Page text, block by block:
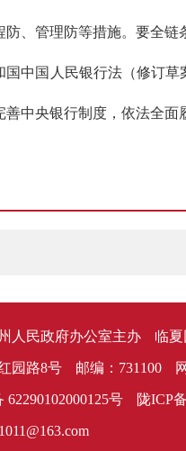
、管理防等措施。要全
中国人民银行法（修订
中央银行制度，依法全面
人民政府办公室主办 临
园路8号 邮编：731100
62290102000125号 陇ICP